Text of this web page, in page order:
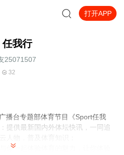
打开APP
我行
25071507
32
播台专题部体育节目《Sport任我
提供最新国内外体坛快讯，一同追
你一起体验体育的魅力，让你体验